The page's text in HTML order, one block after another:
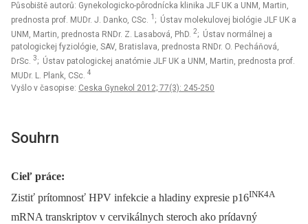
Působiště autorů: Gynekologicko-pôrodnícka klinika JLF UK a UNM, Martin,
prednosta prof. MUDr. J. Danko, CSc. 1 ; Ústav molekulovej biológie JLF UK a
UNM, Martin, prednosta RNDr. Z. Lasabová, PhD. 2; Ústav normálnej a
patologickej fyziológie, SAV, Bratislava, prednosta RNDr. O. Pecháňová,
DrSc. 3; Ústav patologickej anatómie JLF UK a UNM, Martin, prednosta prof.
MUDr. L. Plank, CSc. 4
Vyšlo v časopise: Ceska Gynekol 2012; 77(3): 245-250
Souhrn
Cieľ práce:
Zistiť prítomnosť HPV infekcie a hladiny expresie p16INK4A
mRNA transkriptov v cervikálnych steroch ako prídavný